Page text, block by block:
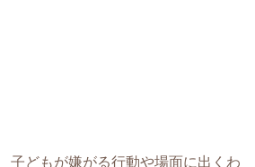
子どもが嫌がる行動や場面に出くわ